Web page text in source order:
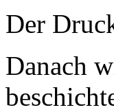
Der
Danach